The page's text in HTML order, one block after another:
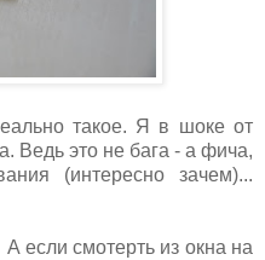
такое. Я в шоке от
Ведь это не бага - а фича,
(интересно зачем)...
если смотерть из окна на